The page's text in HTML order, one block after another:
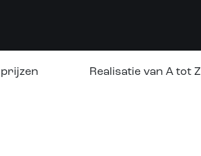
Realisatie van A tot Z